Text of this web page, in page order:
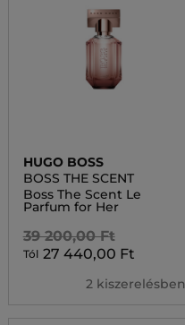
HUGO BOSS
BOSS THE SCENT
Boss The Scent Le
Parfum for Her
39 200,00 Ft
Tól 27 440,00 Ft
2 kiszerelésben